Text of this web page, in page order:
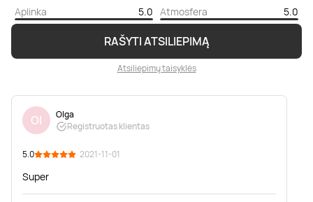
RAŠYTI ATSILIEPIMĄ
Atsiliepimų taisyklės
Aplinka
5.0 Atmosfera 5.0
Ol
Olga
Registruotas klientas
5.0 · 2021-11-01
Super